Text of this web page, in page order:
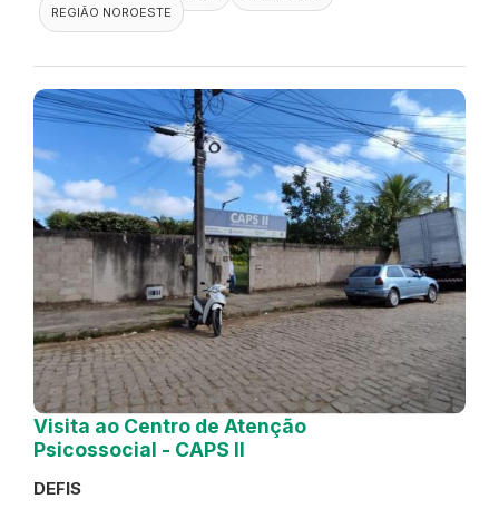
REGIÃO NOROESTE
Visita ao Centro de Atenção
Psicossocial - CAPS II
DEFIS